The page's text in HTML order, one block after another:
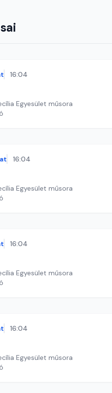
16:04
Egyesület műsora
16:04
Egyesület műsora
16:04
Egyesület műsora
16:04
Egyesület műsora